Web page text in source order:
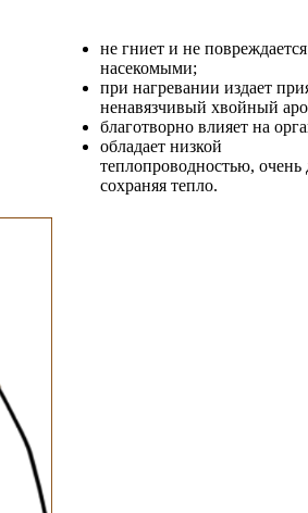
не гниет и не повреждается
насекомыми;
при нагревании издает
ненавязчивый хвойный
благотворно влияет на
обладает низкой
теплопроводностью, очень
сохраняя тепло.